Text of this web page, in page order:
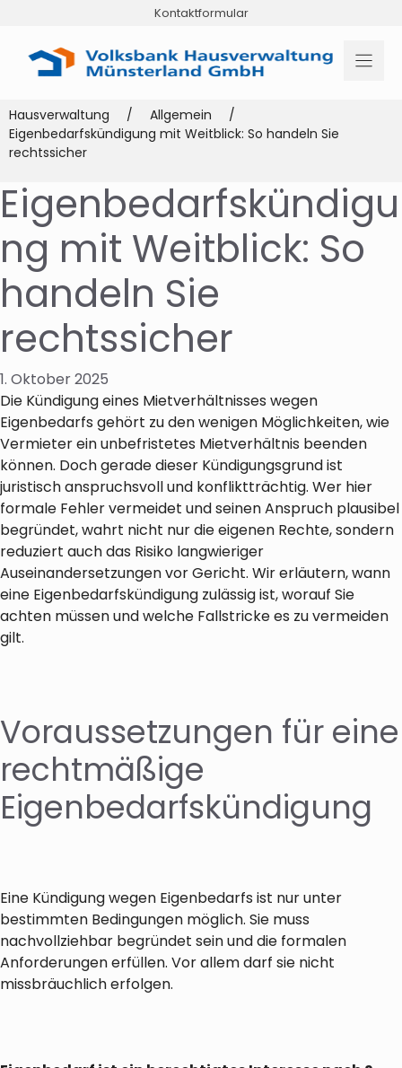
springen
Kontaktformular
Hausverwaltung / Allgemein
/
Eigenbedarfskündigung mit Weitblick: So handeln Sie
rechtssicher
Eigenbedarfskündigu
ng mit Weitblick: So
handeln Sie
rechtssicher
1. Oktober 2025
Die Kündigung eines Mietverhältnisses wegen
Eigenbedarfs gehört zu den wenigen Möglichkeiten, wie
Vermieter ein unbefristetes Mietverhältnis beenden
können. Doch gerade dieser Kündigungsgrund ist
juristisch anspruchsvoll und konfliktträchtig. Wer hier
formale Fehler vermeidet und seinen Anspruch plausibel
begründet, wahrt nicht nur die eigenen Rechte, sondern
reduziert auch das Risiko langwieriger
Auseinandersetzungen vor Gericht. Wir erläutern, wann
eine Eigenbedarfskündigung zulässig ist, worauf Sie
achten müssen und welche Fallstricke es zu vermeiden
gilt.
Voraussetzungen für eine
rechtmäßige
Eigenbedarfskündigung
Eine Kündigung wegen Eigenbedarfs ist nur unter
bestimmten Bedingungen möglich. Sie muss
nachvollziehbar begründet sein und die formalen
Anforderungen erfüllen. Vor allem darf sie nicht
missbräuchlich erfolgen.